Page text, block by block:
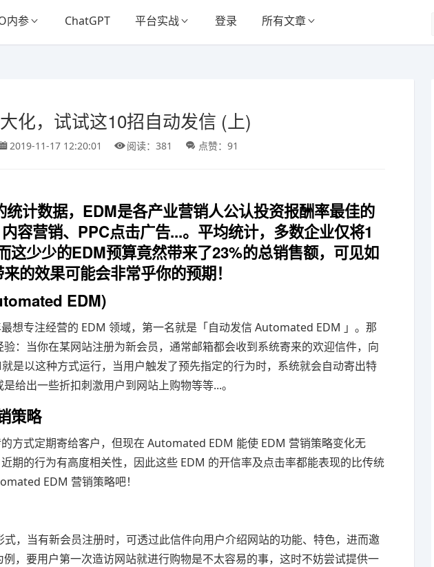
内参 ChatGPT 平台实战 登录 所有文章
化，试试这10招自动发信 (上)
2019-11-17 12:20:01 阅读：381 点赞：91
数据，EDM是各产业营销人公认投资报酬率最佳的
容营销、PPC点击广告...。平均统计，多数企业仅将1
这少少的EDM预算竟然带来了23%的总销售额，可见如
的效果可能会非常乎你的预期！
EDM)
专注经营的 EDM 领域，第一名就是「自动发信 Automated EDM 」。那
：当你在某网站注册为新会员，通常邮箱都会收到系统寄来的欢迎信件，向
是以这种方式运行，当用户触发了预先指定的行为时，系统就会自动寄出特
给出一些折扣刺激用户到网站上购物等等...。
策略
式定期寄给客户，但现在 Automated EDM 能使 EDM 营销策略变化无
期的行为有高度相关性，因此这些 EDM 的开信率及点击率都能表现的比传统
EDM 营销策略吧！
当有新会员注册时，可透过此信件向用户介绍网站的功能、特色，进而邀
，要用户第一次造访网站就进行购物是不太容易的事，这时不妨尝试提供一